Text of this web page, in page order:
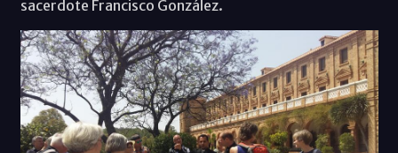
sacerdote Francisco González.